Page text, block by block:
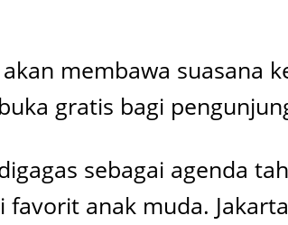
akan membawa suasana
gratis bagi
sebagai agenda
anak muda.